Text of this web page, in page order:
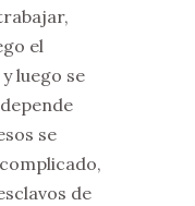
el
luego se
se
de